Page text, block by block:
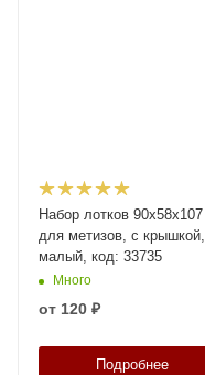
Набор лотков 90х58х107
для метизов, с крышкой,
малый, код: 33735
Много
от 120 ₽
Подробнее